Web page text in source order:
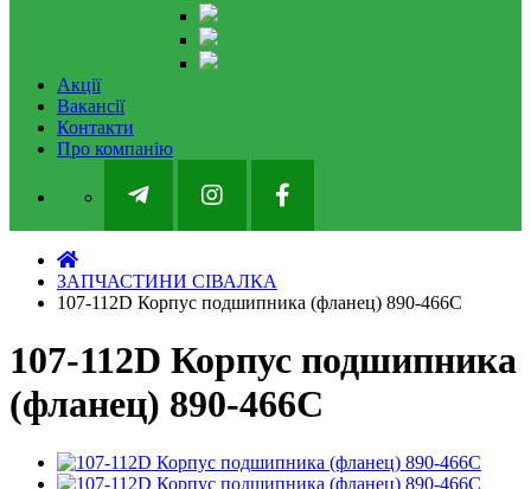
Акції
Вакансії
Контакти
Про компанію
ЗАПЧАСТИНИ СІВАЛКА
107-112D Корпус подшипника (фланец) 890-466C
107-112D Корпус подшипника
(фланец) 890-466C